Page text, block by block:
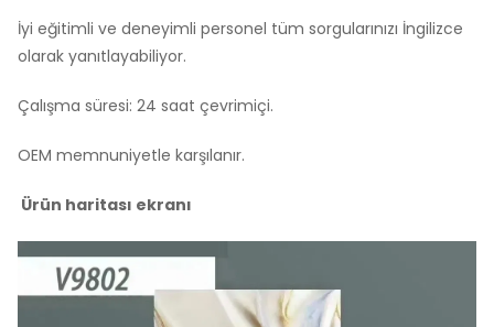
İyi eğitimli ve deneyimli personel tüm sorgularınızı İngilizce
olarak yanıtlayabiliyor.
Çalışma süresi: 24 saat çevrimiçi.
OEM memnuniyetle karşılanır.
Ürün haritası ekranı